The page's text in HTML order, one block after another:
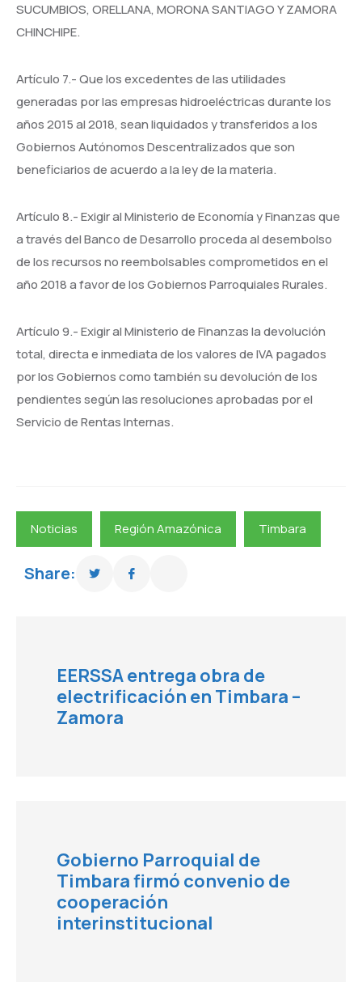
SUCUMBIOS, ORELLANA, MORONA SANTIAGO Y ZAMORA
CHINCHIPE.
Artículo 7.- Que los excedentes de las utilidades
generadas por las empresas hidroeléctricas durante los
años 2015 al 2018, sean liquidados y transferidos a los
Gobiernos Autónomos Descentralizados que son
beneficiarios de acuerdo a la ley de la materia.
Artículo 8.- Exigir al Ministerio de Economía y Finanzas que
a través del Banco de Desarrollo proceda al desembolso
de los recursos no reembolsables comprometidos en el
año 2018 a favor de los Gobiernos Parroquiales Rurales.
Artículo 9.- Exigir al Ministerio de Finanzas la devolución
total, directa e inmediata de los valores de IVA pagados
por los Gobiernos como también su devolución de los
pendientes según las resoluciones aprobadas por el
Servicio de Rentas Internas.
Noticias Región Amazónica Timbara
Share:
EERSSA entrega obra de
electrificación en Timbara –
Zamora
Gobierno Parroquial de
Timbara firmó convenio de
cooperación
interinstitucional